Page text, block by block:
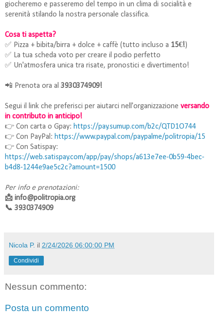
giocheremo e passeremo del tempo in un clima di socialità e
serenità stilando la nostra personale classifica.
Cosa ti aspetta?
✅ Pizza + bibita/birra + dolce + caffè (tutto incluso a 15€!)
✅ La tua scheda voto per creare il podio perfetto
✅ Un'atmosfera unica tra risate, pronostici e divertimento!
📲 Prenota ora al 3930374909!
Segui il link che preferisci per aiutarci nell'organizzazione versando
in contributo in anticipo!
👉 Con carta o Gpay: https://pay.sumup.com/b2c/QTD1O744
👉 Con PayPal: https://www.paypal.com/paypalme/politropia/15
👉 Con Satispay:
https://web.satispay.com/app/pay/shops/a613e7ee-0b59-4bec-
b4d8-1244e9ae5c2c?amount=1500
Per info e prenotazioni:
📩 info@politropia.org
📞 3930374909
Nicola P. il 2/24/2026 06:00:00 PM
Condividi
Nessun commento:
Posta un commento